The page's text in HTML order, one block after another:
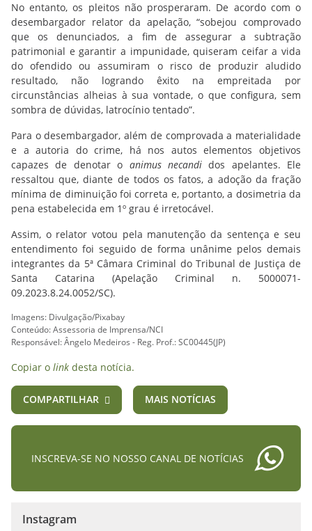
No entanto, os pleitos não prosperaram. De acordo com o
desembargador relator da apelação, “sobejou comprovado
que os denunciados, a fim de assegurar a subtração
patrimonial e garantir a impunidade, quiseram ceifar a vida
do ofendido ou assumiram o risco de produzir aludido
resultado, não logrando êxito na empreitada por
circunstâncias alheias à sua vontade, o que configura, sem
sombra de dúvidas, latrocínio tentado”.
Para o desembargador, além de comprovada a materialidade
e a autoria do crime, há nos autos elementos objetivos
capazes de denotar o animus necandidos apelantes. Ele
ressaltou que, diante de todos os fatos, a adoção da fração
mínima de diminuição foi correta e, portanto, a dosimetria da
pena estabelecida em 1º grau é irretocável.
Assim, o relator votou pela manutenção da sentença e seu
entendimento foi seguido de forma unânime pelos demais
integrantes da 5ª Câmara Criminal do Tribunal de Justiça de
Santa Catarina (Apelação Criminal n. 5000071-
09.2023.8.24.0052/SC).
Imagens: Divulgação/Pixabay
Conteúdo: Assessoria de Imprensa/NCI
Responsável: Ângelo Medeiros - Reg. Prof.: SC00445(JP)
Copiar o link desta notícia.
COMPARTILHAR MAIS NOTÍCIAS
INSCREVA-SE NO NOSSO CANAL DE NOTÍCIAS
Instagram